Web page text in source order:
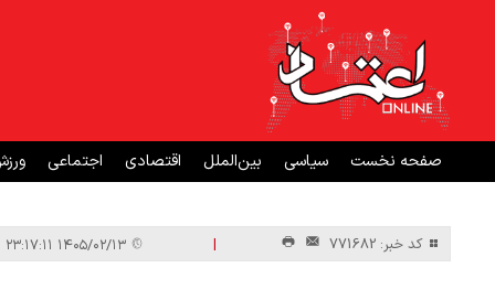
صفحه نخست سیاسی بین‌الملل اقتصادی اجتماعی
کد خبر: 771682 | ۱۴۰۵/۰۲/۱۳ ۲۳:۱۷:۱۱